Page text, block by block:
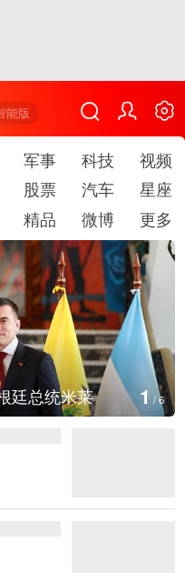
能版
军事 科技
视频
股票 汽车
星座
精品 微博 更多
廷总统米莱 1/6